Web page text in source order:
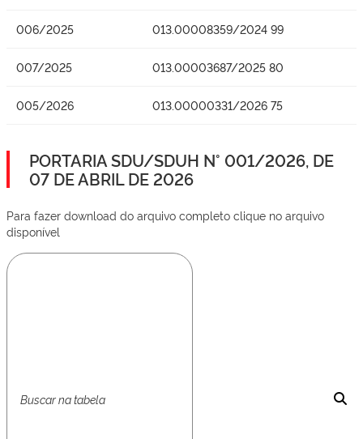
006/2025 013.00008359/2024 99
007/2025 013.00003687/2025 80
005/2026 013.00000331/2026 75
PORTARIA SDU/SDUH N° 001/2026, DE
07 DE ABRIL DE 2026
Para fazer download do arquivo completo clique no arquivo
disponível